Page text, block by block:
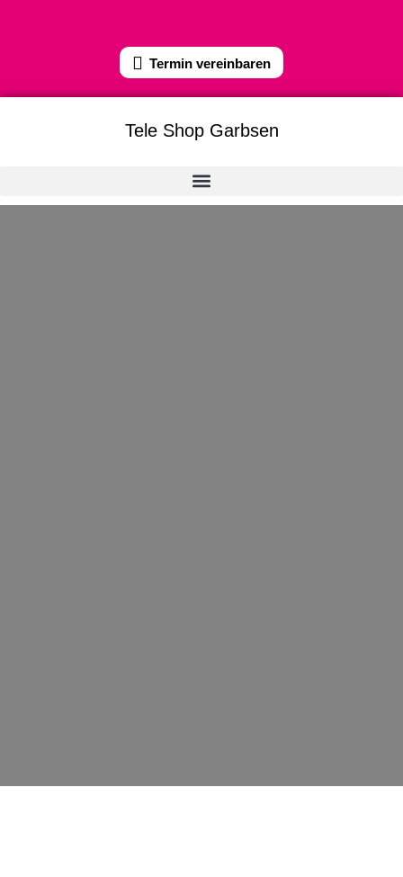
Termin vereinbaren
Tele Shop Garbsen